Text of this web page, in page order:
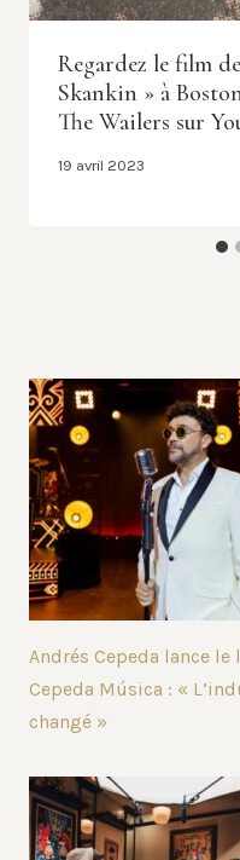
Regardez le film
Skankin » à
The Wailers sur
19 avril 2023
Andrés Cepeda lance
Cepeda Música : «
changé »